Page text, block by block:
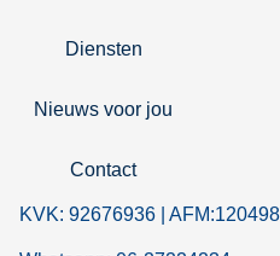
Diensten
Nieuws voor jou
Contact
KVK: 92676936 |